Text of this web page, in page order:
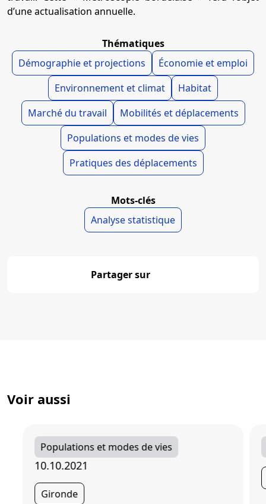
d’une actualisation annuelle.
Thématiques
Démographie et projections
Économie et emploi
Environnement et climat
Habitat
Marché du travail
Mobilités et déplacements
Populations et modes de vies
Pratiques des déplacements
Mots-clés
Analyse statistique
Partager sur
Voir aussi
Populations et modes de vies
10.10.2021
Gironde